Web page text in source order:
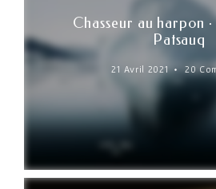
Chasseur au harpon
Patsauq
21 Avril 2021 20